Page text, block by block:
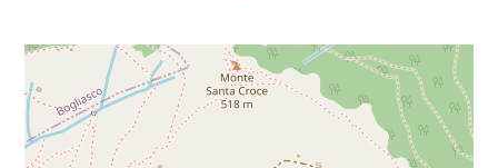
Da € 1.000.000 a € 2.000.000
Da € 2.000.000 a € 5.000.000